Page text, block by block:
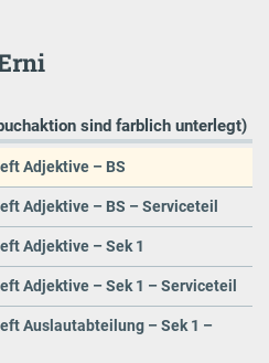
sind farblich unterlegt)
Adjektive – BS
Adjektive – BS – Serviceteil
Adjektive – Sek 1
Adjektive – Sek 1 – Serviceteil
Auslautabteilung – Sek 1 –